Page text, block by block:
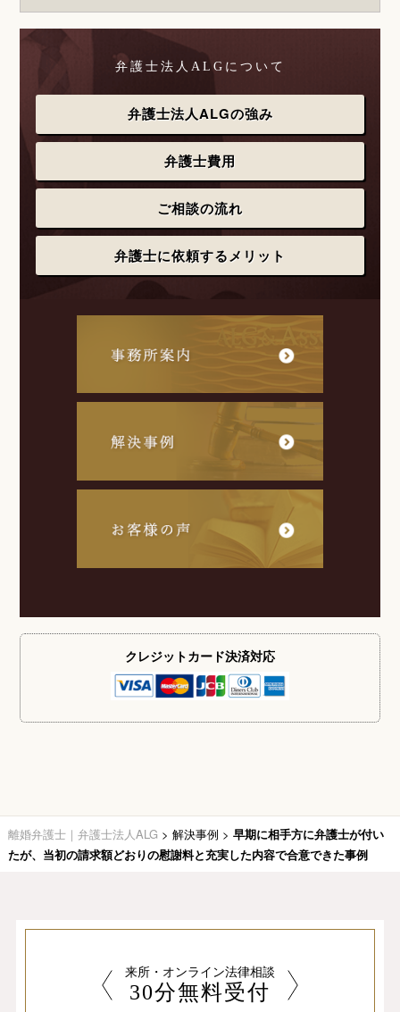
弁護士法人ALGについて
弁護士法人ALGの強み
弁護士費用
ご相談の流れ
弁護士に依頼するメリット
クレジットカード決済対応
離婚弁護士｜弁護士法人ALG > 解決事例 > 早期に相手方に弁護士が付い
たが、当初の請求額どおりの慰謝料と充実した内容で合意できた事例
来所・オンライン法律相談
30分無料受付